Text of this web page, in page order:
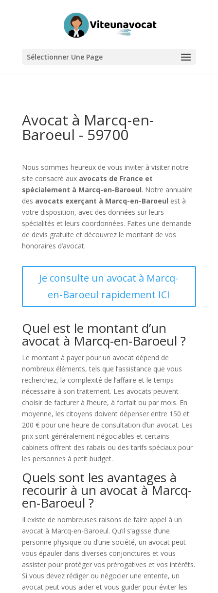
Sélectionner Une Page
Avocat à Marcq-en-
Baroeul - 59700
Nous sommes heureux de vous inviter à visiter notre
site consacré aux avocats de France et
spécialement à Marcq-en-Baroeul. Notre annuaire
des avocats exerçant à Marcq-en-Baroeul est à
votre disposition, avec des données sur leurs
spécialités et leurs coordonnées. Faites une demande
de devis gratuite et découvrez le montant de vos
honoraires d’avocat.
Je consulte un avocat à Marcq-
en-Baroeul rapidement ICI
Quel est le montant d’un
avocat à Marcq-en-Baroeul ?
Le montant à payer pour un avocat dépend de
nombreux éléments, tels que l’assistance que vous
recherchez, la complexité de l’affaire et le temps
nécessaire à son traitement. Les avocats peuvent
choisir de facturer à l’heure, à forfait ou par mois. En
moyenne, les citoyens doivent dépenser entre 150 et
200 € pour une heure de consultation d’un avocat. Les
prix sont généralement négociables et certains
cabinets offrent des rabais ou des tarifs spéciaux pour
les personnes à petit budget.
Quels sont les avantages à
recourir à un avocat à Marcq-
en-Baroeul ?
Il existe de nombreuses raisons de faire appel à un
avocat à Marcq-en-Baroeul. Qu’il s’agisse d’une
personne physique ou d’une société, un avocat peut
vous épauler dans diverses conjonctures et vous
assister pour protéger vos prérogatives et vos intérêts.
Si vous devez rédiger ou négocier une entente, un
avocat peut vous aider et vous guider pour éviter les